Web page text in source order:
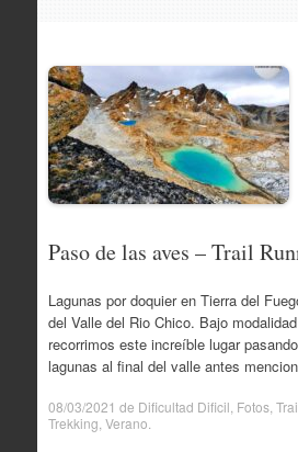
Paso de las aves – Trail
Lagunas por doquier en Tierra del
del Valle del Rio Chico. Bajo
recorrimos este increíble lugar
lagunas al final del valle antes
08/03/2021 de Dificultad Dificil Fotos,
Trekking Verano